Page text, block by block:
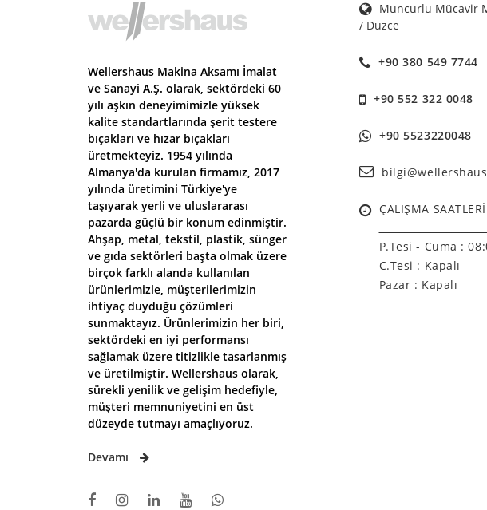
Wellershaus Makina Aksamı İmalat
ve Sanayi A.Ş. olarak, sektördeki 60
yılı aşkın deneyimimizle yüksek
kalite standartlarında şerit testere
bıçakları ve hızar bıçakları
üretmekteyiz. 1954 yılında
Almanya'da kurulan firmamız, 2017
yılında üretimini Türkiye'ye
taşıyarak yerli ve uluslararası
pazarda güçlü bir konum edinmiştir.
Ahşap, metal, tekstil, plastik, sünger
ve gıda sektörleri başta olmak üzere
birçok farklı alanda kullanılan
ürünlerimizle, müşterilerimizin
ihtiyaç duyduğu çözümleri
sunmaktayız. Ürünlerimizin her biri,
sektördeki en iyi performansı
sağlamak üzere titizlikle tasarlanmış
ve üretilmiştir. Wellershaus olarak,
sürekli yenilik ve gelişim hedefiyle,
müşteri memnuniyetini en üst
düzeyde tutmayı amaçlıyoruz.
Devamı
Muncurlu Mücavir
/ Düzce
+90 380 549 7744
+90 552 322 0048
+90 5523220048
ÇALIŞMA SAATLERİ
P.Tesi - Cuma :
C.Tesi : Kapalı
Pazar : Kapalı